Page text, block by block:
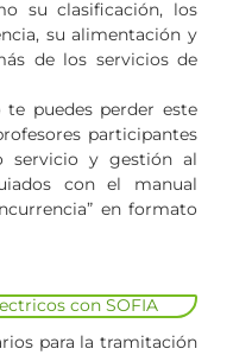
su clasificación, los
su alimentación y
de los servicios de
puedes perder este
participantes
servicio y gestión al
con el manual
en formato
para la tramitación